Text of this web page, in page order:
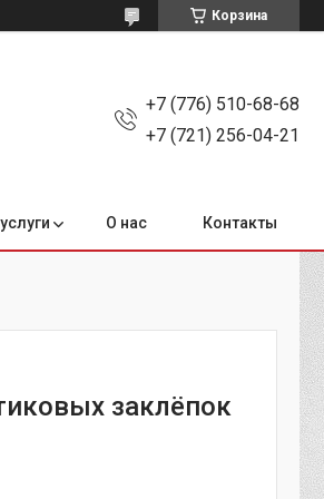
Корзина
+7 (776) 510-68-68
+7 (721) 256-04-21
О нас Контакты
заклёпок